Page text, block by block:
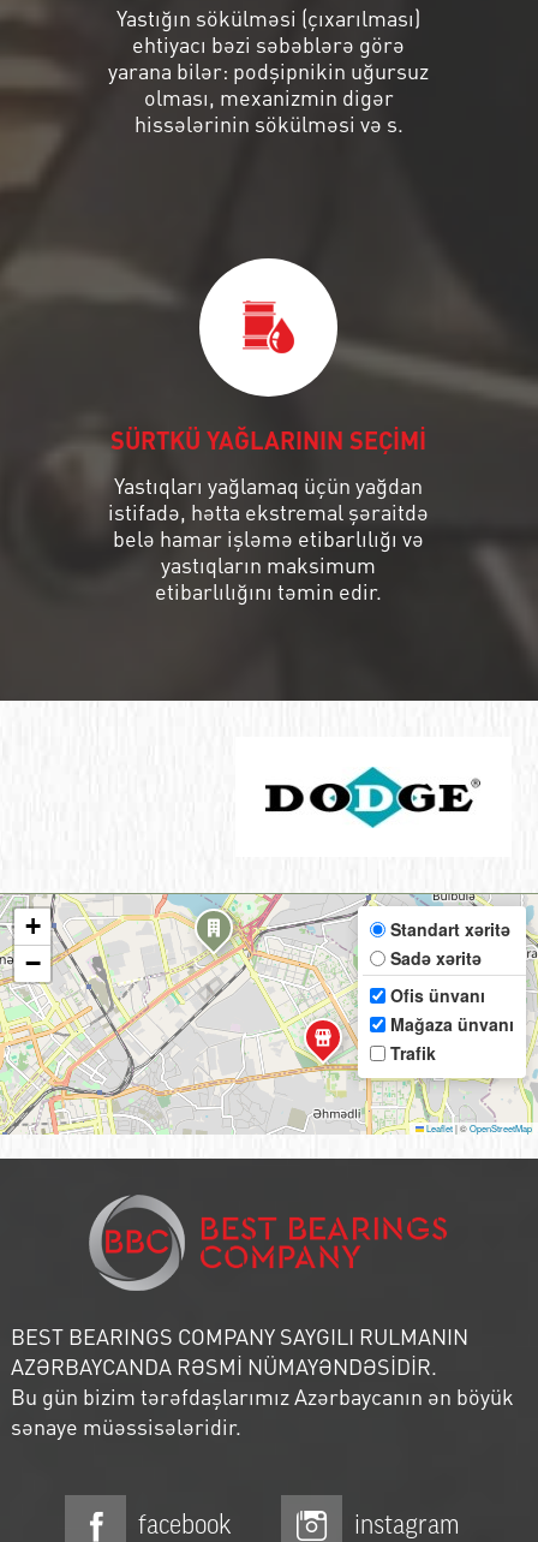
Yastığın sökülməsi (çıxarılması)
ehtiyacı bəzi səbəblərə görə
yarana bilər: podşipnikin uğursuz
olması, mexanizmin digər
hissələrinin sökülməsi və s.
SÜRTKÜ YAĞLARININ SEÇİMİ
Yastıqları yağlamaq üçün yağdan
istifadə, hətta ekstremal şəraitdə
belə hamar işləmə etibarlılığı və
yastıqların maksimum
etibarlılığını təmin edir.
+
−
Standart xəritə
Sadə xəritə
Ofis ünvanı
Mağaza ünvanı
Trafik
Leaflet|©OpenStreetMap
BEST BEARINGS COMPANY SAYGILI RULMANIN
AZƏRBAYCANDA RƏSMİ NÜMAYƏNDƏSİDİR.
Bu gün bizim tərəfdaşlarımız Azərbaycanın ən böyük
sənaye müəssisələridir.
facebook instagram